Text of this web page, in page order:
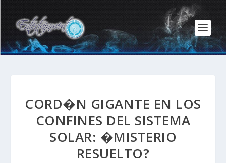
CORD�N GIGANTE EN LOS
CONFINES DEL SISTEMA
SOLAR: �MISTERIO
RESUELTO?